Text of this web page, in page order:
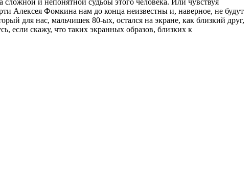
Алексея Фомкина нам до конца неизвестны и, наверное, не будут
для нас, мальчишек 80-ых, остался на экране, как близкий друг,
если скажу, что таких экранных образов, близких к